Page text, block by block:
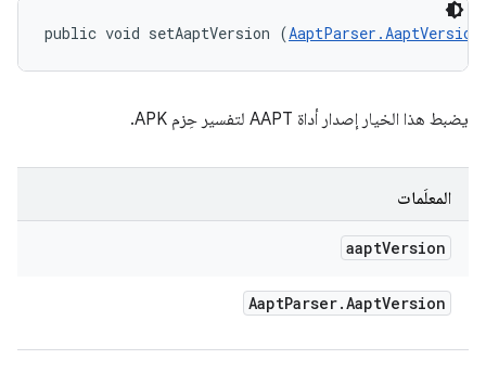
public void setAaptVersion (AaptParser.AaptVersion
يضبط هذا الخيار إصدار أداة AAPT لتفسير حِزم APK.
المعلَمات
aaptVersion
AaptParser.AaptVersion